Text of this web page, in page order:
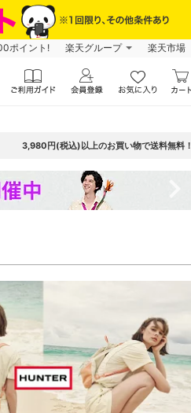
ポイント! 楽天グループ 楽天市場
3,980円(税込)以上のお買い物で送料無料！